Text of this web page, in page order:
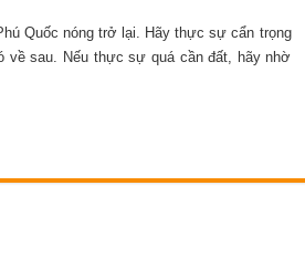
Quốc nóng trở lại. Hãy thực sự cẩn trọng
về sau. Nếu thực sự quá cần đất, hãy nhờ